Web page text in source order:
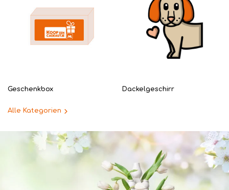
Geschenkbox Dackelgeschirr
Alle Kategorien